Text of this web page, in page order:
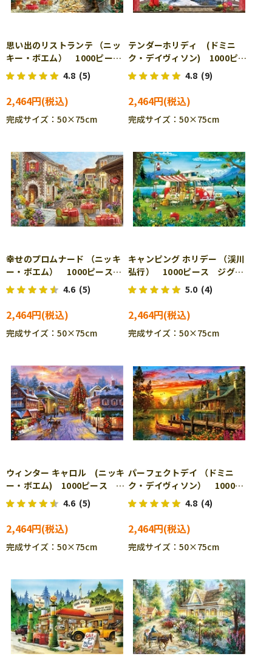
思い出のリストランテ （ニッ
キー・ボエム） 1000ピー
ス ジグソーパズル APP-
1000-810
4.8 (5)
2,464円
完成サイズ：50×75cm
テンダーホリディ (ドミニ
ク・デイヴィソン) 1000ピー
ス ジグソーパズル APP-
1000-816
4.8 (9)
2,464円
完成サイズ：50×75cm
幸せのプロムナード （ニッキ
ー・ボエム） 1000ピース
ジグソーパズル APP-1000-
823
4.6 (5)
2,464円
完成サイズ：50×75cm
キャンピング ホリデー （渓川
弘行） 1000ピース ジグソ
ーパズル APP-1000-839
5.0 (4)
2,464円
完成サイズ：50×75cm
ウィンター キャロル (ニッキ
ー・ボエム) 1000ピース ジ
グソーパズル APP-1000-843
4.6 (5)
2,464円
完成サイズ：50×75cm
パーフェクトデイ （ドミニ
ク・デイヴィソン） 1000ピ
ース ジグソーパズル APP-
1000-845
4.8 (4)
2,464円
完成サイズ：50×75cm